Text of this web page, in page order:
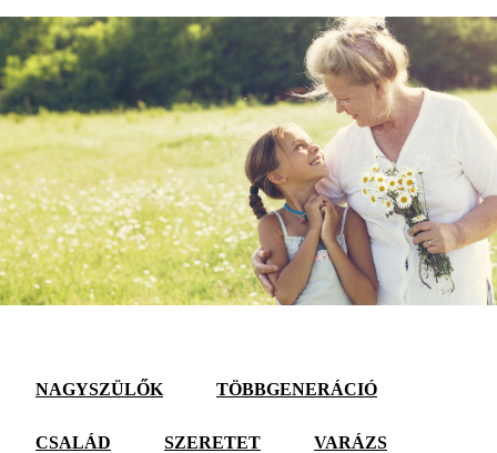
NAGYSZÜLŐK TÖBBGENERÁCIÓ
CSALÁD SZERETET VARÁZS